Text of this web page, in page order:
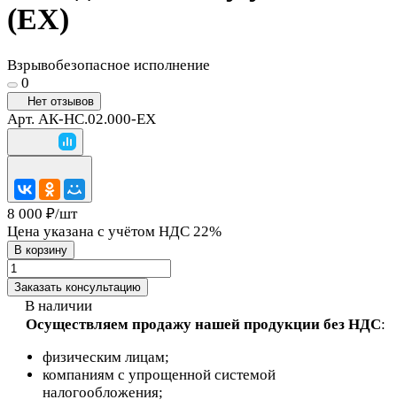
(EX)
Взрывобезопасное исполнение
0
Нет отзывов
Арт. АК-НС.02.000-EX
8 000 ₽/шт
Цена указана с учётом НДС 22%
В корзину
Заказать консультацию
В наличии
Осуществляем продажу нашей продукции без НДС:
физическим лицам;
компаниям с упрощенной системой
налогообложения;